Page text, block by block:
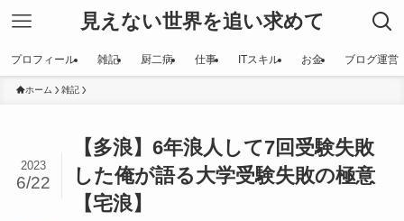
見えない世界を追い求めて
プロフィール 雑記 厨二病 仕事 ITスキル お金 ブログ運営
ホーム 雑記
【多浪】6年浪人して7回受験失敗
した俺が語る大学受験失敗の極意
【宅浪】
2023
6/22